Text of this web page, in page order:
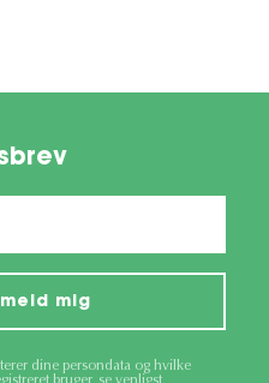
mig
dine persondata og hvilke